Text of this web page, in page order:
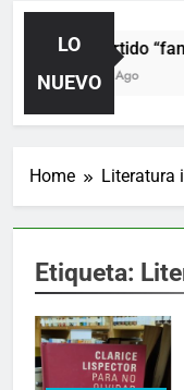
LO
NUEVO
El partido
3 Días Ago
Home Literatura
Etiqueta: